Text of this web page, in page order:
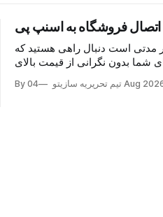
فروشگاه به اسنپ پی
مدتی است دنبال راهی هستید که
شما بدون نگرانی از قیمت بالای
اتصال فروشگاه به اسنپ‌پی. با
By تیم تحریریه سازیتو 04 Aug